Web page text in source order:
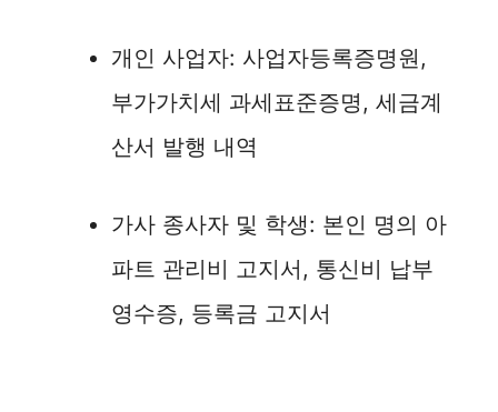
개인 사업자: 사업자등록증명원,
부가가치세 과세표준증명, 세금계
산서 발행 내역
가사 종사자 및 학생: 본인 명의 아
파트 관리비 고지서, 통신비 납부
영수증, 등록금 고지서